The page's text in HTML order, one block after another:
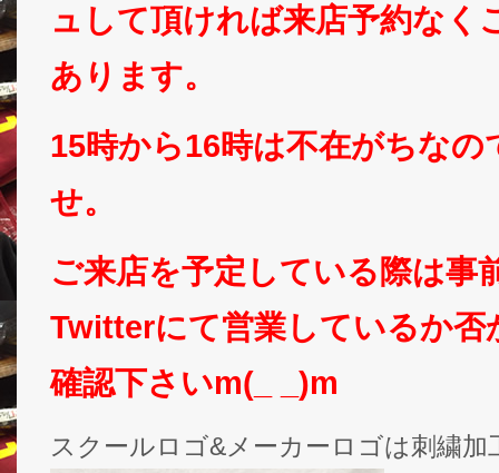
ュして頂ければ来店予約なく
あります。
15時から16時は不在がちなの
せ。
ご来店を予定している際は事
Twitterにて営業しているか否
確認下さいm(_ _)m
スクールロゴ&メーカーロゴは刺繍加